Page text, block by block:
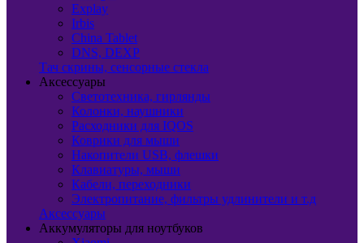
Explay
Irbis
China Tablet
DNS, DEXP
Тач скрины, сенсорные стекла
Аксессуары
Светотехника, гирлянды
Колонки, наушники
Расходники для IQOS
Коврики для мыши
Накопители USB, флешки
Клавиатуры, мыши
Кабели, переходники
Электропитание, фильтры удлинители и т.д
Аксессуары
Аккумуляторы для ноутбуков